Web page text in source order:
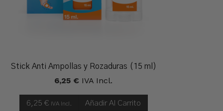
Stick Anti Ampollas y Rozaduras (15 ml)
6,25 € IVA Incl.
6,25 € IVA Incl. Añadir Al Carrito